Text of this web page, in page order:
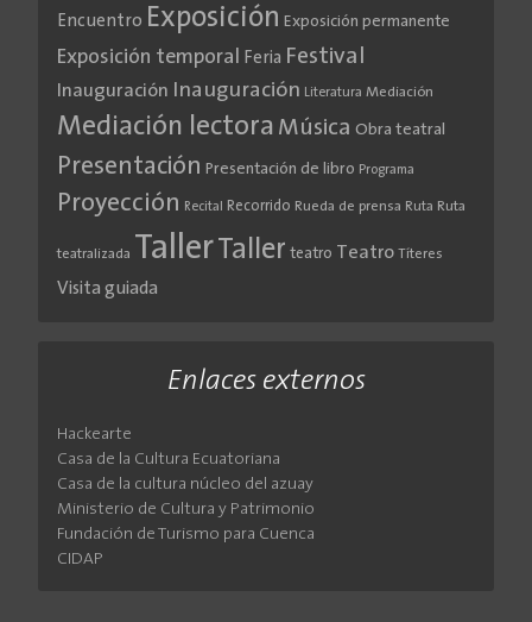
Encuentro Exposición Exposición permanente
Exposición temporal Feria Festival
Inauguración Inauguración Literatura Mediación
Mediación lectora Música Obra teatral
Presentación Presentación de libro Programa
Proyección Recital Recorrido Rueda de prensa Ruta Ruta
teatralizada Taller Taller teatro Teatro Títeres
Visita guiada
Enlaces externos
Hackearte
Casa de la Cultura Ecuatoriana
Casa de la cultura núcleo del azuay
Ministerio de Cultura y Patrimonio
Fundación de Turismo para Cuenca
CIDAP